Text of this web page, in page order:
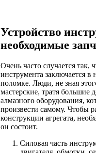
Устройство
необходимые
Очень часто случается так,
инструмента заключается в
поломке. Люди, не зная
мастерские, тратя большие
алмазного оборудования,
произвести самому. Чтобы
конструкции агрегата,
он состоит.
Силовая часть